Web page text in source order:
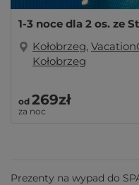
1-3 noce dla 2 os. ze
Kołobrzeg,
Kołobrzeg
od 269zł
za noc
Prezenty na wypad do